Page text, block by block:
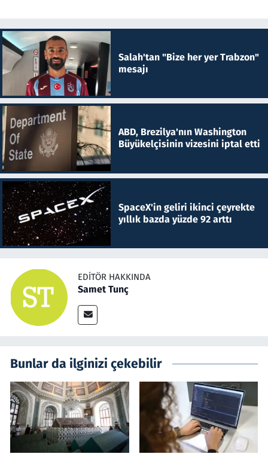
Salah'tan "Bize her yer Trabzon"
mesajı
ABD, Brezilya'nın Washington
Büyükelçisinin vizesini iptal etti
SpaceX'in geliri ikinci çeyrekte
yıllık bazda yüzde 92 arttı
EDITÖR HAKKINDA
Samet Tunç
Bunlar da ilginizi çekebilir